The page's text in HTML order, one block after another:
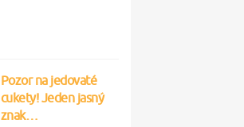
Pozor na jedovaté
cukety! Jeden jasný
znak…